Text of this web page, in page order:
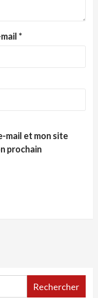
*
mail et mon site
prochain
Rechercher